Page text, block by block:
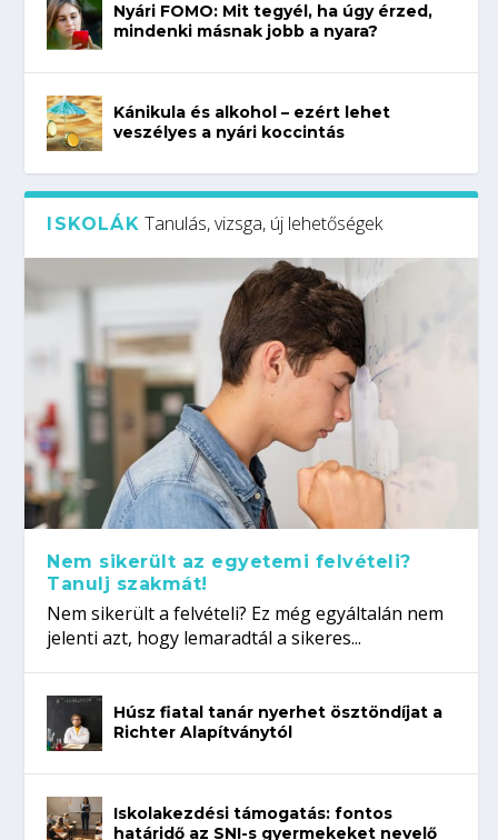
Nyári FOMO: Mit tegyél, ha úgy érzed,
mindenki másnak jobb a nyara?
Kánikula és alkohol – ezért lehet
veszélyes a nyári koccintás
ISKOLÁK Tanulás, vizsga, új lehetőségek
Nem sikerült az egyetemi felvételi?
Tanulj szakmát!
Nem sikerült a felvételi? Ez még egyáltalán nem
jelenti azt, hogy lemaradtál a sikeres...
Húsz fiatal tanár nyerhet ösztöndíjat a
Richter Alapítványtól
Iskolakezdési támogatás: fontos
határidő az SNI-s gyermekeket nevelő